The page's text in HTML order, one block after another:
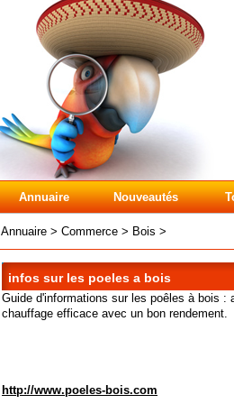
Annuaire Nouveautés
Annuaire > Commerce > Bois >
infos sur les poeles a bois
Guide d'informations sur les poêles à bois :
chauffage efficace avec un bon rendement.
http://www.poeles-bois.com